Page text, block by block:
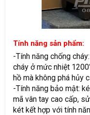
Tính năng sản phẩm:
-Tính năng chống
cháy ở mức nhiệt
hồ mà không phá hủy
-Tính năng bảo mật:
mã vân tay cao cấp,
két kết hợp với tính